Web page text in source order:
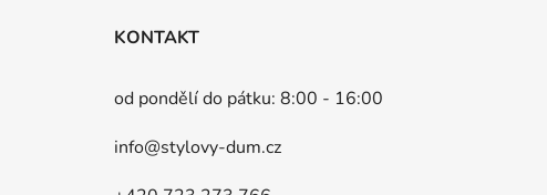
KONTAKT
od pondělí do pátku: 8:00 - 16:00
info@stylovy-dum.cz